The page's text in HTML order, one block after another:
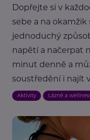
Dopřejte si v
sebe a na okamžik
jednoduchý
napětí a načerpat
minut denně a
soustředění i najít
Aktivity Lázně a